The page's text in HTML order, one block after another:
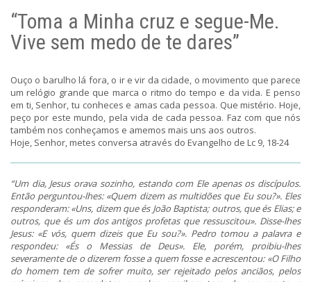
“Toma a Minha cruz e segue-Me.
Vive sem medo de te dares”
Ouço o barulho lá fora, o ir e vir da cidade, o movimento que parece
um relógio grande que marca o ritmo do tempo e da vida. E penso
em ti, Senhor, tu conheces e amas cada pessoa. Que mistério. Hoje,
peço por este mundo, pela vida de cada pessoa. Faz com que nós
também nos conheçamos e amemos mais uns aos outros.
Hoje, Senhor, metes conversa através do Evangelho de Lc 9, 18-24
“Um dia, Jesus orava sozinho, estando com Ele apenas os discípulos.
Então perguntou-lhes: «Quem dizem as multidões que Eu sou?». Eles
responderam: «Uns, dizem que és João Baptista; outros, que és Elias; e
outros, que és um dos antigos profetas que ressuscitou». Disse-lhes
Jesus: «E vós, quem dizeis que Eu sou?». Pedro tomou a palavra e
respondeu: «És o Messias de Deus». Ele, porém, proibiu-lhes
severamente de o dizerem fosse a quem fosse e acrescentou: «O Filho
do homem tem de sofrer muito, ser rejeitado pelos anciãos, pelos